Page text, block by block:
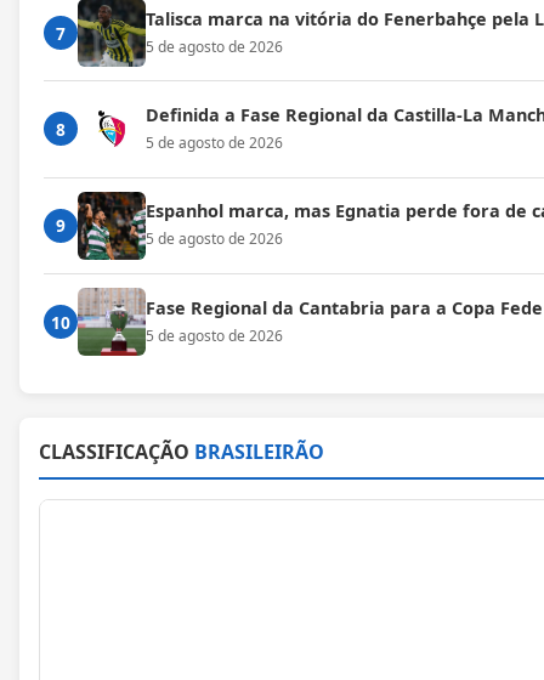
7
Talisca marca na vitória do Fenerbahçe pela
5 de agosto de 2026
8
Definida a Fase Regional da Castilla-La
5 de agosto de 2026
9
Espanhol marca, mas Egnatia perde fora de
5 de agosto de 2026
10
Fase Regional da Cantabria para a Copa
5 de agosto de 2026
CLASSIFICAÇÃO BRASILEIRÃO